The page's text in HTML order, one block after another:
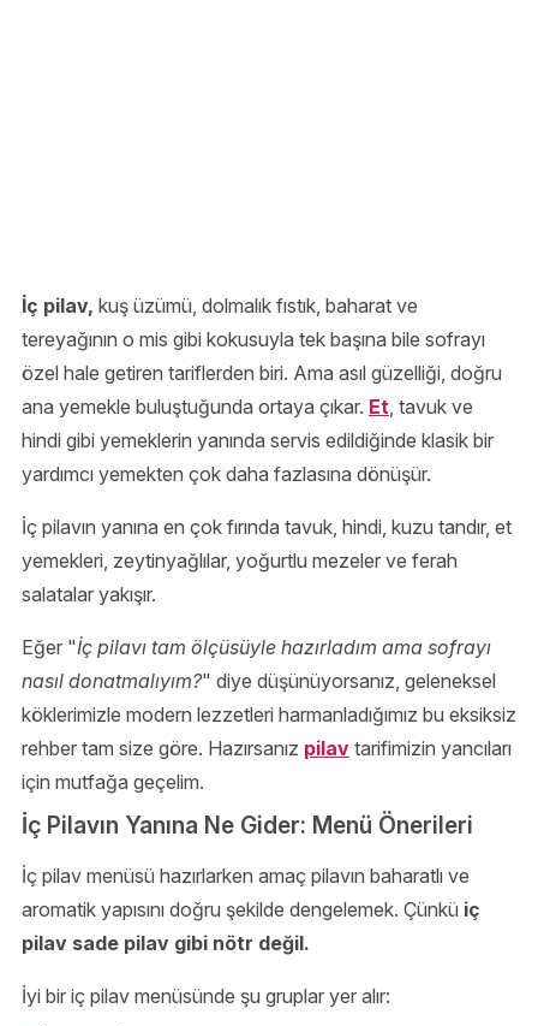
İç pilav, kuş üzümü, dolmalık fıstık, baharat ve
tereyağının o mis gibi kokusuyla tek başına bile sofrayı
özel hale getiren tariflerden biri. Ama asıl güzelliği, doğru
ana yemekle buluştuğunda ortaya çıkar. Et , tavuk ve
hindi gibi yemeklerin yanında servis edildiğinde klasik bir
yardımcı yemekten çok daha fazlasına dönüşür.
İç pilavın yanına en çok fırında tavuk, hindi, kuzu tandır, et
yemekleri, zeytinyağlılar, yoğurtlu mezeler ve ferah
salatalar yakışır.
Eğer "İç pilavı tam ölçüsüyle hazırladım ama sofrayı
nasıl donatmalıyım?" diye düşünüyorsanız, geleneksel
köklerimizle modern lezzetleri harmanladığımız bu eksiksiz
rehber tam size göre. Hazırsanız pilav tarifimizin yancıları
için mutfağa geçelim.
İç Pilavın Yanına Ne Gider: Menü Önerileri
İç pilav menüsü hazırlarken amaç pilavın baharatlı ve
aromatik yapısını doğru şekilde dengelemek. Çünkü iç
pilav sade pilav gibi nötr değil.
İyi bir iç pilav menüsünde şu gruplar yer alır: